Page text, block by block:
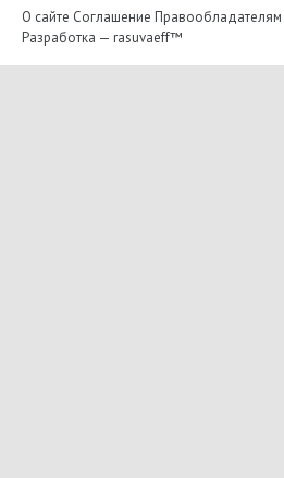
О сайте Соглашение Правообладателям
Разработка — rasuvaeff™